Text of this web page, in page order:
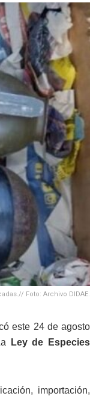
Foto: Archivo DIDAE.
este 24 de agosto
Ley de Especies
importación,